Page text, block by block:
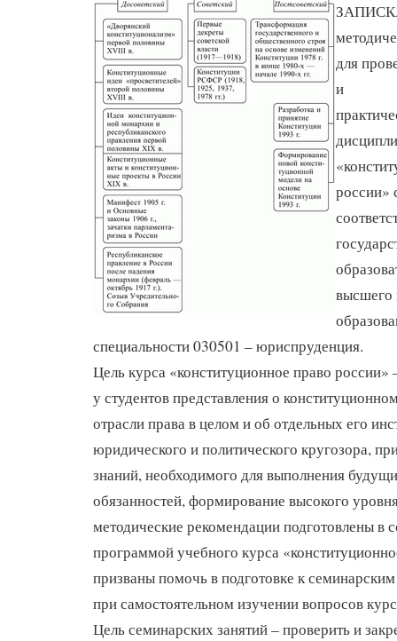
для
и
россии»
высшего
специальности 030501 – юриспруденция.
Цель курса «конституционное право
у студентов представления о
отрасли права в целом и об отдельных его
юридического и политического кругозора,
знаний, необходимого для выполнения
обязанностей, формирование высокого
методические рекомендации подготовлены в
программой учебного курса
призваны помочь в подготовке к
при самостоятельном изучении вопросов
Цель семинарских занятий – проверить и